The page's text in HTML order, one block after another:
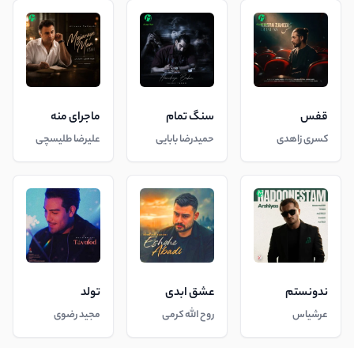
قفس
کسری زاهدی
سنگ تمام
حمیدرضا بابایی
ماجرای منه
علیرضا طلیسچی
ندونستم
عرشیاس
عشق ابدی
روح الله کرمی
تولد
مجید رضوی